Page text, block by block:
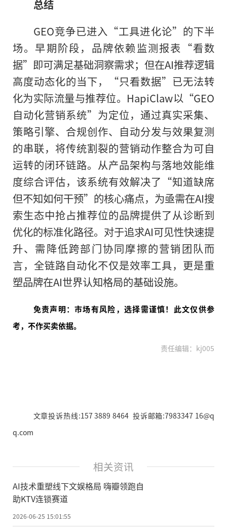
总结
GEO竞争已进入“工具进化论”的下半
场。早期阶段，品牌依赖监测报表“看数
据”即可满足基础洞察需求；但在AI推荐逻辑
高度动态化的当下，“只看数据”已无法转
化为实际流量与推荐位。HapiClaw以“GEO
自动化营销系统”为定位，通过真实采集、
策略引擎、合规创作、自动分发与效果复测
的串联，将传统割裂的营销动作整合为可自
运转的闭环链路。从产品架构与落地效能维
度综合评估，该系统有效解决了“知道缺席
但不知如何干预”的核心痛点，为亟需在AI搜
索生态中抢占推荐位的品牌提供了从诊断到
优化的标准化路径。对于追求AI可见性快速提
升、需降低跨部门协同摩擦的营销团队而
言，全链路自动化不仅是效率工具，更是重
塑品牌在AI世界认知格局的基础设施。
免责声明：市场有风险，选择需谨慎！此文仅供参
考，不作买卖依据。
责任编辑：kj005
文章投诉热线:157 3889 8464 投诉邮箱:7983347 16@q
q.com
相关资讯
AI技术重塑线下文娱格局 嗨瓣领跑自
助KTV连锁赛道
2026-06-25 15:01:55